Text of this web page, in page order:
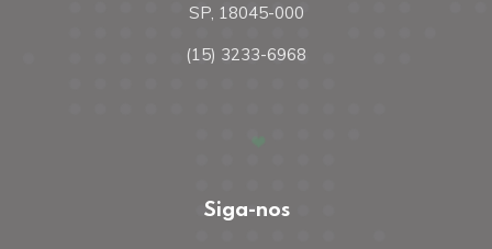
SP, 18045-000
(15) 3233-6968
Siga-nos